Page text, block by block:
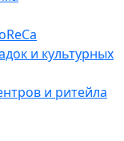
и культурных
и ритейла